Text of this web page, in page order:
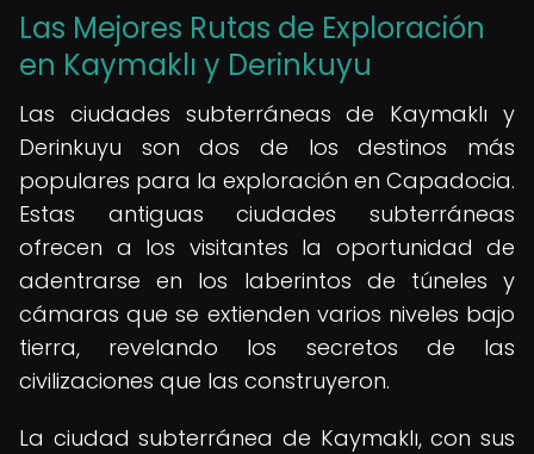
Las Mejores Rutas de Exploración
en Kaymaklı y Derinkuyu
Las ciudades subterráneas de Kaymaklı y
Derinkuyu son dos de los destinos más
populares para la exploración en Capadocia.
Estas antiguas ciudades subterráneas
ofrecen a los visitantes la oportunidad de
adentrarse en los laberintos de túneles y
cámaras que se extienden varios niveles bajo
tierra, revelando los secretos de las
civilizaciones que las construyeron.
La ciudad subterránea de Kaymaklı, con sus